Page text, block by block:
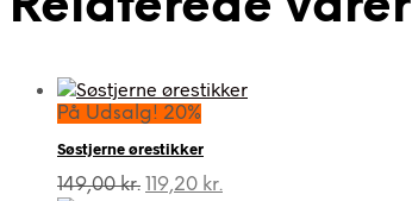
På Udsalg! 20%
Søstjerne ørestikker
149,00kr. Den
119,20 kr.